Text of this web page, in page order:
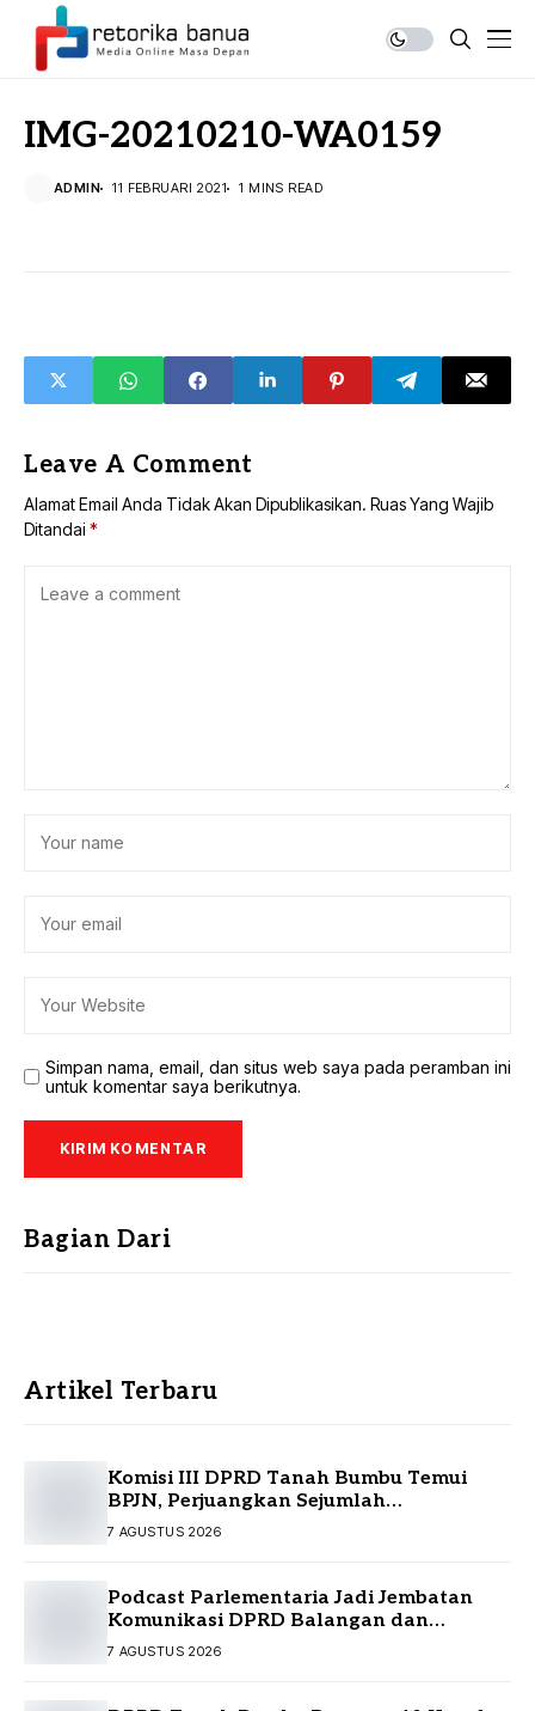
IMG-20210210-WA0159
ADMIN 11 FEBRUARI 2021 1 MINS READ
Leave A Comment
Alamat Email Anda Tidak Akan Dipublikasikan. Ruas Yang Wajib
Ditandai *
Simpan nama, email, dan situs web saya pada peramban ini
untuk komentar saya berikutnya.
Bagian Dari
Artikel Terbaru
Komisi III DPRD Tanah Bumbu Temui
BPJN, Perjuangkan Sejumlah
Infrastruktur Strategis
7 AGUSTUS 2026
Podcast Parlementaria Jadi Jembatan
Komunikasi DPRD Balangan dan
Masyarakat
7 AGUSTUS 2026